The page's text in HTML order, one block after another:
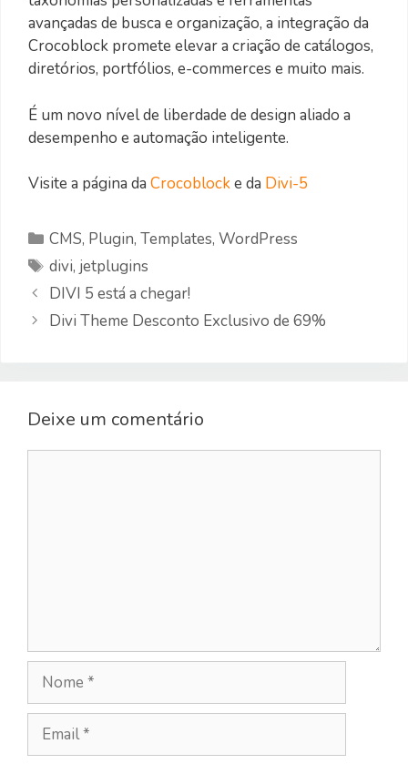
avançadas de busca e organização, a integração da
Crocoblock promete elevar a criação de catálogos,
diretórios, portfólios, e-commerces e muito mais.
É um novo nível de liberdade de design aliado a
desempenho e automação inteligente.
Visite a página da Crocoblocke da Divi-5
Categorias
CMS, Plugin,Templates,WordPress
Etiquetas
divi, jetplugins
DIVI 5 está a chegar!
Divi Theme Desconto Exclusivo de 69%
Deixe um comentário
Nome
Email